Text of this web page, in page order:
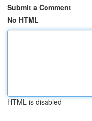
Submit a Comment
No HTML
HTML is disabled